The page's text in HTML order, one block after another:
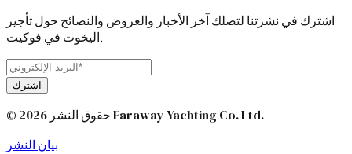
اشترك في نشرتنا لتصلك آخر الأخبار والعروض والنصائح حول تأجير
اليخوت في فوكيت.
اشترك
© 2026 حقوق النشر Faraway Yachting Co. Ltd.
بيان النشر